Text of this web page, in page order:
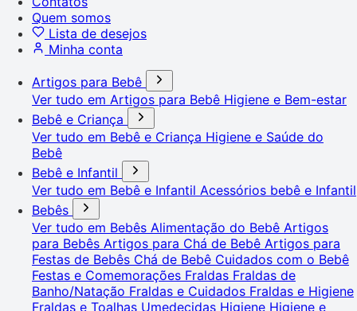
Quem somos
Lista de desejos
Minha conta
Artigos para Bebê
Ver tudo em Artigos para Bebê Higiene e Bem-estar
Bebê e Criança
Ver tudo em Bebê e Criança Higiene e Saúde do
Bebê
Bebê e Infantil
Ver tudo em Bebê e Infantil Acessórios bebê e Infantil
Bebês
Ver tudo em Bebês Alimentação do Bebê Artigos
para Bebês Artigos para Chá de Bebê Artigos para
Festas de Bebês Chá de Bebê Cuidados com o Bebê
Festas e Comemorações Fraldas Fraldas de
Banho/Natação Fraldas e Cuidados Fraldas e Higiene
Fraldas e Toalhas Umedecidas Higiene Higiene e